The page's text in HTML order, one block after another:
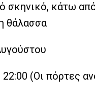
σκηνικό, κάτω
θάλασσα
(Οι πόρτες